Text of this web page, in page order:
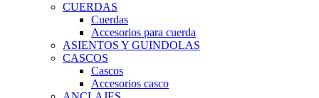
CUERDAS
Cuerdas
Accesorios para cuerda
ASIENTOS Y GUINDOLAS
CASCOS
Cascos
Accesorios casco